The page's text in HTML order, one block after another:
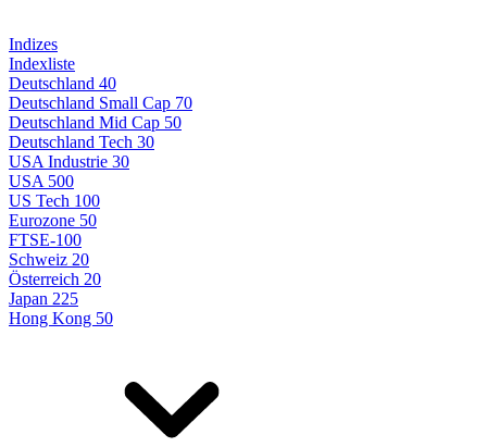
Indizes
Indexliste
Deutschland 40
Deutschland Small Cap 70
Deutschland Mid Cap 50
Deutschland Tech 30
USA Industrie 30
USA 500
US Tech 100
Eurozone 50
FTSE-100
Schweiz 20
Österreich 20
Japan 225
Hong Kong 50